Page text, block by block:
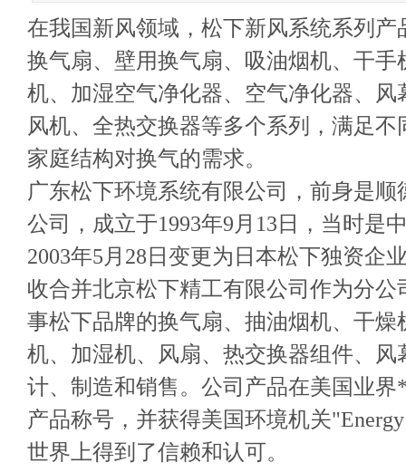
在我国新风领域，松下新风系统系列产
换气扇、壁用换气扇、吸油烟机、干手
机、加湿空气净化器、空气净化器、风
风机、全热交换器等多个系列，满足不
家庭结构对换气的需求。
广东松下环境系统有限公司，前身是顺
公司，成立于1993年9月13日，当时是
2003年5月28日变更为日本松下独资企
收合并北京松下精工有限公司作为分公
事松下品牌的换气扇、抽油烟机、干燥
机、加湿机、风扇、热交换器组件、风
计、制造和销售。公司产品在美国业界
产品称号，并获得美国环境机关
世界上得到了信赖和认可。